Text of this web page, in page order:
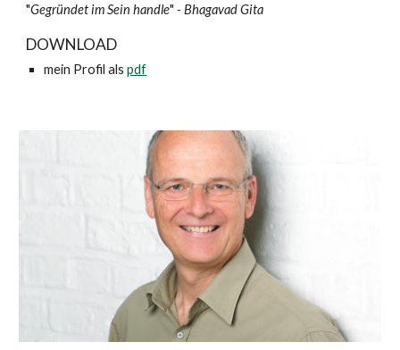
"Gegründet im Sein handle" - Bhagavad Gita
DOWNLOAD
mein Profil alspdf